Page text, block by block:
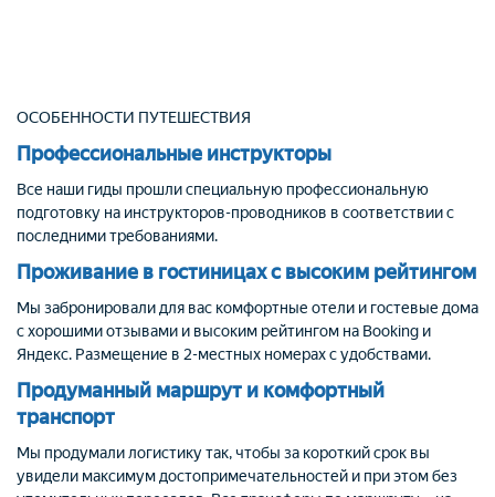
ОСОБЕННОСТИ ПУТЕШЕСТВИЯ
Профессиональные инструкторы
Все наши гиды прошли специальную профессиональную
подготовку на инструкторов-проводников в соответствии с
последними требованиями.
Проживание в гостиницах с высоким рейтингом
Мы забронировали для вас комфортные отели и гостевые дома
с хорошими отзывами и высоким рейтингом на Booking и
Яндекс. Размещение в 2-местных номерах с удобствами.
Продуманный маршрут и комфортный
транспорт
Мы продумали логистику так, чтобы за короткий срок вы
увидели максимум достопримечательностей и при этом без